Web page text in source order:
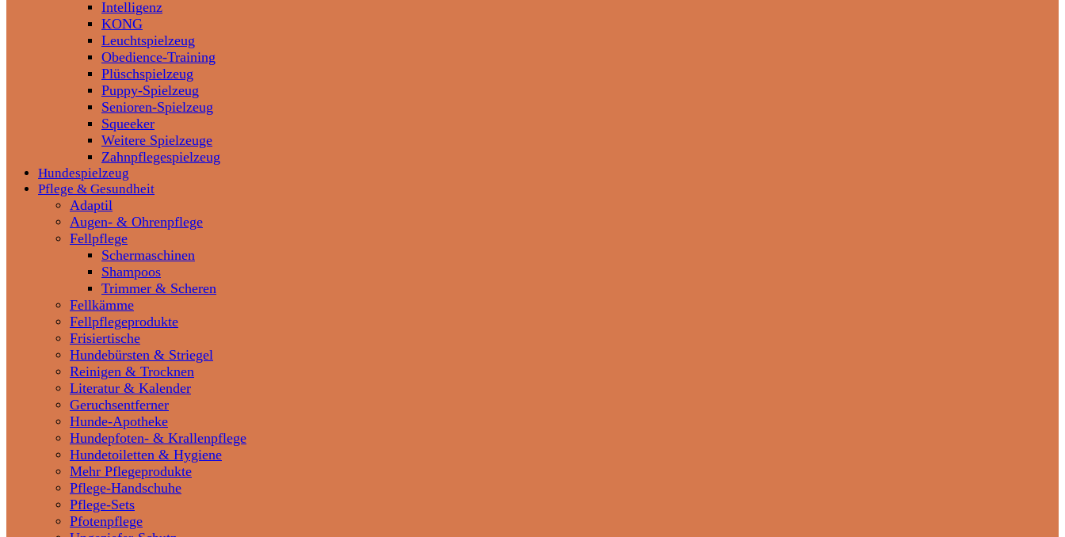
Intelligenz
KONG
Leuchtspielzeug
Obedience-Training
Plüschspielzeug
Puppy-Spielzeug
Senioren-Spielzeug
Squeeker
Weitere Spielzeuge
Zahnpflegespielzeug
Hundespielzeug
Pflege & Gesundheit
Adaptil
Augen- & Ohrenpflege
Fellpflege
Schermaschinen
Shampoos
Trimmer & Scheren
Fellkämme
Fellpflegeprodukte
Frisiertische
Hundebürsten & Striegel
Reinigen & Trocknen
Literatur & Kalender
Geruchsentferner
Hunde-Apotheke
Hundepfoten- & Krallenpflege
Hundetoiletten & Hygiene
Mehr Pflegeprodukte
Pflege-Handschuhe
Pflege-Sets
Pfotenpflege